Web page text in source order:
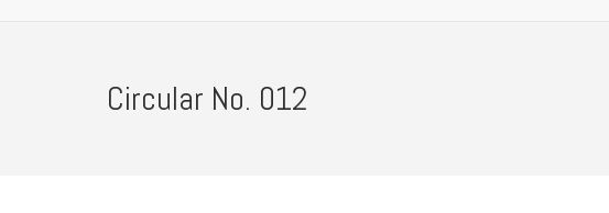
Circular No. 012